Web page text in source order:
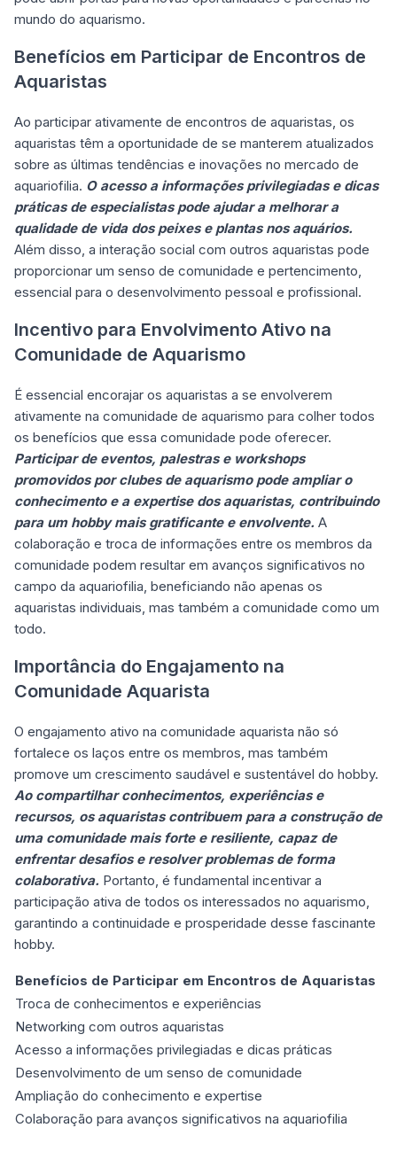
mundo do aquarismo.
Benefícios em Participar de Encontros de
Aquaristas
Ao participar ativamente de encontros de aquaristas, os
aquaristas têm a oportunidade de se manterem atualizados
sobre as últimas tendências e inovações no mercado de
aquariofilia. O acesso a informações privilegiadas e dicas
práticas de especialistas pode ajudar a melhorar a
qualidade de vida dos peixes e plantas nos aquários.
Além disso, a interação social com outros aquaristas pode
proporcionar um senso de comunidade e pertencimento,
essencial para o desenvolvimento pessoal e profissional.
Incentivo para Envolvimento Ativo na
Comunidade de Aquarismo
É essencial encorajar os aquaristas a se envolverem
ativamente na comunidade de aquarismo para colher todos
os benefícios que essa comunidade pode oferecer.
Participar de eventos, palestras e workshops
promovidos por clubes de aquarismo pode ampliar o
conhecimento e a expertise dos aquaristas, contribuindo
para um hobby mais gratificante e envolvente. A
colaboração e troca de informações entre os membros da
comunidade podem resultar em avanços significativos no
campo da aquariofilia, beneficiando não apenas os
aquaristas individuais, mas também a comunidade como um
todo.
Importância do Engajamento na
Comunidade Aquarista
O engajamento ativo na comunidade aquarista não só
fortalece os laços entre os membros, mas também
promove um crescimento saudável e sustentável do hobby.
Ao compartilhar conhecimentos, experiências e
recursos, os aquaristas contribuem para a construção de
uma comunidade mais forte e resiliente, capaz de
enfrentar desafios e resolver problemas de forma
colaborativa. Portanto, é fundamental incentivar a
participação ativa de todos os interessados no aquarismo,
garantindo a continuidade e prosperidade desse fascinante
hobby.
Benefícios de Participar em Encontros de Aquaristas
Troca de conhecimentos e experiências
Networking com outros aquaristas
Acesso a informações privilegiadas e dicas práticas
Desenvolvimento de um senso de comunidade
Ampliação do conhecimento e expertise
Colaboração para avanços significativos na aquariofilia